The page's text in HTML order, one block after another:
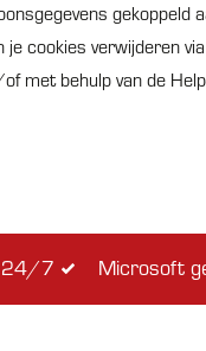
gekoppeld
cookies verwijderen
met behulp van de
24/7 Microsoft